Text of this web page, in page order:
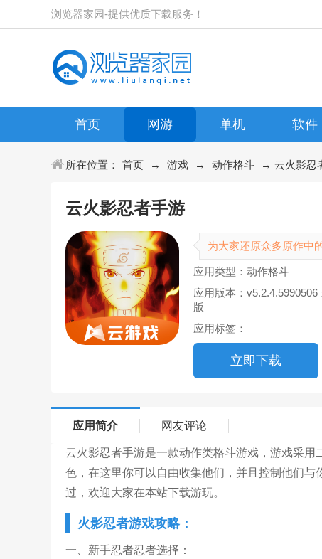
浏览器家园-提供优质下载服务！
首页 网游 单机 软件
所在位置： 首页 → 游戏 → 动作格斗 → 云火影忍
云火影忍者手游
为大家还原众多原作中
应用类型：动作格斗
应用版本：v5.2.4.5990506
版
应用标签：
立即下载
应用简介 网友评论
云火影忍者手游是一款动作类格斗游戏，游戏采
色，在这里你可以自由收集他们，并且控制他们
过，欢迎大家在本站下载游玩。
火影忍者游戏攻略：
一、新手忍者忍者选择：